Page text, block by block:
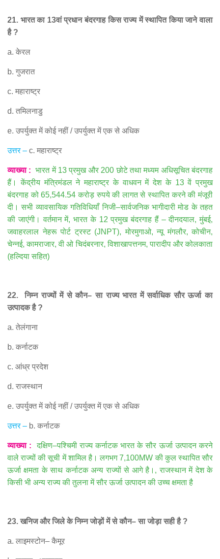
21. भारत का13वां प्रधान बंदरगाह किस राज्य में स्थापित किया जाने वाला
है?
a. केरल
b. गुजरात
c. महाराष्ट्र
d. तमिलनाडु
e. उपर्युक्त में कोई नहीं /उपर्युक्त में एक से अधिक
उत्तर– c. महाराष्ट्र
व्याख्या: भारत में13प्रमुख और200छोटे तथा मध्यम अधिसूचित बंदरगाह
हैं। केंद्रीय मंत्रिमंडल ने महाराष्ट्र के वाधवन में देश के13वें प्रमुख
बंदरगाह को65,544.54करोड़ रुपये की लागत से स्थापित करने की मंजूरी
दी। सभी व्यावसायिक गतिविधियाँ निजी–सार्वजनिक भागीदारी मोड के तहत
की जाएंगी। वर्तमान में, भारत के12प्रमुख बंदरगाह हैं–दीनदयाल,मुंबई,
जवाहरलाल नेहरू पोर्ट ट्रस्ट(JNPT),मोरमुगाओ,न्यू मंगलौर,कोचीन,
चेन्नई,कामराजार,वी ओ चिदंबरनार,विशाखापत्तनम,पारादीप और कोलकाता
(हल्दिया सहित)
22.निम्न राज्यों में से कौन–सा राज्य भारत में सर्वाधिक सौर ऊर्जा का
उत्पादक है?
a. तेलंगाना
b. कर्नाटक
c. आंध्र प्रदेश
d. राजस्थान
e. उपर्युक्त में कोई नहीं /उपर्युक्त में एक से अधिक
उत्तर– b. कर्नाटक
व्याख्या: दक्षिण–पश्चिमी राज्य कर्नाटक भारत के सौर ऊर्जा उत्पादन करने
वाले राज्यों की सूची में शामिल है। लगभग7,100MWकी कुल स्थापित सौर
ऊर्जा क्षमता के साथ कर्नाटक अन्य राज्यों से आगे है। ,राजस्थान में देश के
किसी भी अन्य राज्य की तुलना में सौर ऊर्जा उत्पादन की उच्च क्षमता है
23.खनिज और जिले के निम्न जोड़ों में से कौन–सा जोड़ा सही है?
a. लाइमस्टोन– कैमूर